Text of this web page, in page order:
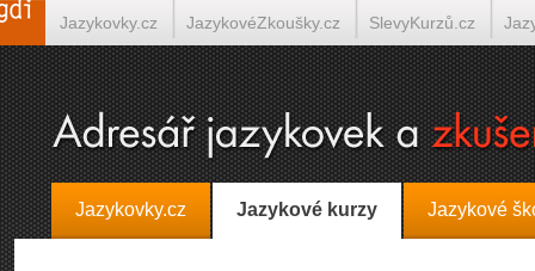
Jazykovky.cz Jazykové kurzy Jazykové
Jazykovky.cz JazykovéZkoušky.cz SlevyKurzů.cz
Španělština on-line Italština on-line Tlumočení-